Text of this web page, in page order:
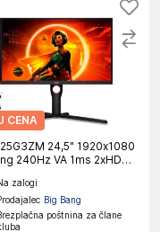
CENA
24,5" 1920x1080
240Hz VA 1ms 2xHDMI
Pivot sRGB100%
Premium gaming
zalogi
Big Bang
poštnina za člane